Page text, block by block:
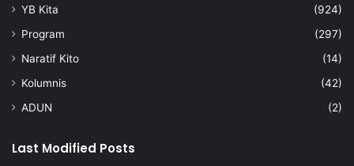
YB Kita
(924)
Program
(297)
Naratif Kito
(14)
Kolumnis
(42)
ADUN
(2)
Last Modified Posts